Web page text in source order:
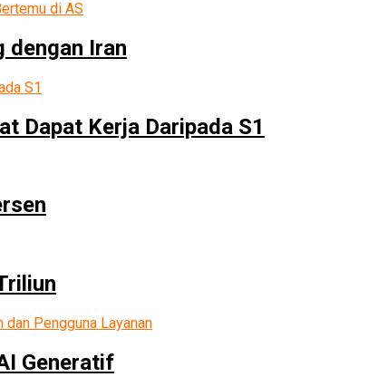
dengan Iran
Dapat Kerja Daripada S1
Generatif